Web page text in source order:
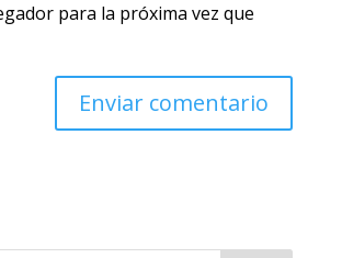
para la próxima vez que